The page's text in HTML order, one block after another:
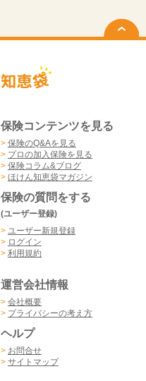
保険コンテンツを見る
> 保険のQ&Aを見る
> プロの加入保険を見る
> 保険コラム&ブログ
> ほけん知恵袋マガジン
保険の質問をする
(ユーザー登録)
> ユーザー新規登録
> ログイン
> 利用規約
運営会社情報
> 会社概要
> プライバシーの考え方
ヘルプ
> お問合せ
> サイトマップ